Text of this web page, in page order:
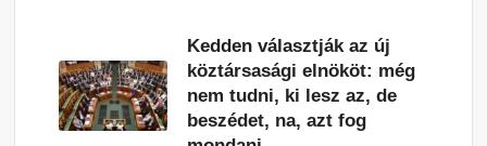
Kedden választják az új
köztársasági elnököt: még
nem tudni, ki lesz az, de
beszédet, na, azt fog